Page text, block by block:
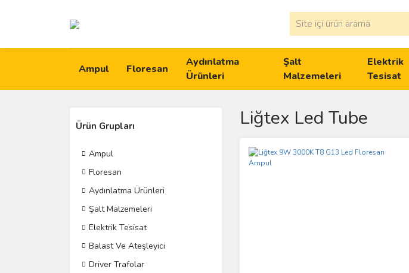
Ampul Floresan
Aydınlatma
Ürünleri
Şalt
Malzemeleri
Elektrik
Tesisat
Ürün Grupları
Ampul
Floresan
Aydınlatma Ürünleri
Şalt Malzemeleri
Elektrik Tesisat
Balast Ve Ateşleyici
Driver Trafolar
Liğtex Led Tube